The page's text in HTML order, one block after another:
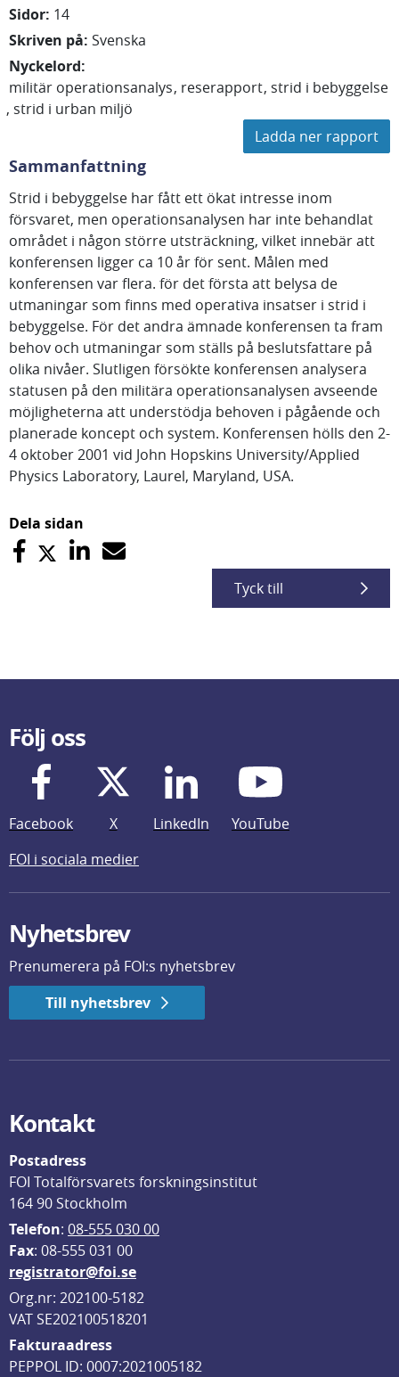
Sidor: 14
Skriven på: Svenska
Nyckelord:
militär operationsanalys reserapport strid i bebyggelse
strid i urban miljö
Ladda ner rapport
Sammanfattning
Strid i bebyggelse har fått ett ökat intresse inom
försvaret, men operationsanalysen har inte behandlat
området i någon större utsträckning, vilket innebär att
konferensen ligger ca 10 år för sent. Målen med
konferensen var flera. för det första att belysa de
utmaningar som finns med operativa insatser i strid i
bebyggelse. För det andra ämnade konferensen ta fram
behov och utmaningar som ställs på beslutsfattare på
olika nivåer. Slutligen försökte konferensen analysera
statusen på den militära operationsanalysen avseende
möjligheterna att understödja behoven i pågående och
planerade koncept och system. Konferensen hölls den 2-
4 oktober 2001 vid John Hopskins University/Applied
Physics Laboratory, Laurel, Maryland, USA.
Dela sidan
Tyck till
Följ oss
Facebook X LinkedIn
YouTube
FOI i sociala medier
Nyhetsbrev
Prenumerera på FOI:s nyhetsbrev
Till nyhetsbrev
Kontakt
Postadress
FOI Totalförsvarets forskningsinstitut
164 90 Stockholm
Telefon: 08-555 030 00
Fax: 08-555 031 00
registrator@foi.se
Org.nr: 202100-5182
VAT SE202100518201
Fakturaadress
PEPPOL ID: 0007:2021005182